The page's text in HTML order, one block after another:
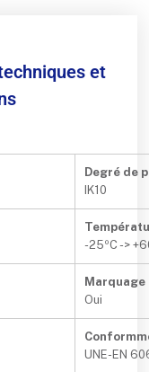
et
Degré de
IK10
-25ºC ->
Marquage
Oui
UNE-EN